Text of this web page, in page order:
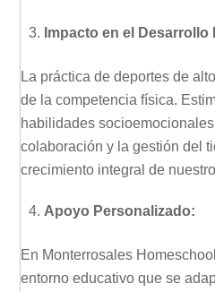
Impacto en el Desarrollo
La práctica de deportes de
de la competencia física.
habilidades
colaboración y la gestión del
crecimiento integral de
Apoyo Personalizado:
En Monterrosales
entorno educativo que se